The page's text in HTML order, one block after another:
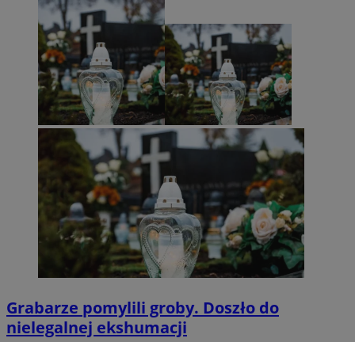
Grabarze pomylili groby. Doszło do
nielegalnej ekshumacji